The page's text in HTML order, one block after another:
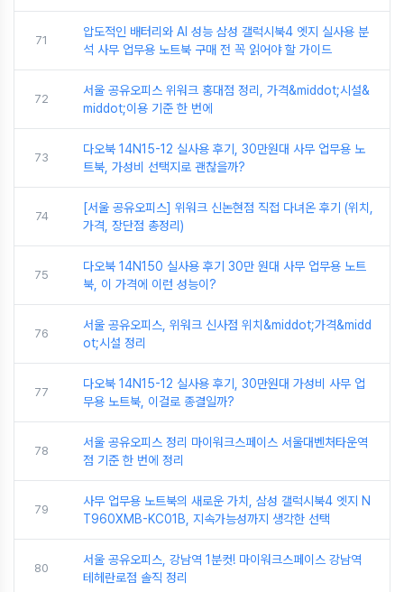
71
압도적인 배터리와 AI 성능 삼성 갤럭시북4 엣지 실사용 분
석 사무 업무용 노트북 구매 전 꼭 읽어야 할 가이드
72
서울 공유오피스 위워크 홍대점 정리, 가격&middot;시설&
middot;이용 기준 한 번에
73
다오북 14N15-12 실사용 후기, 30만원대 사무 업무용 노
트북, 가성비 선택지로 괜찮을까?
74
[서울 공유오피스] 위워크 신논현점 직접 다녀온 후기 (위치,
가격, 장단점 총정리)
75
다오북 14N150 실사용 후기 30만 원대 사무 업무용 노트
북, 이 가격에 이런 성능이?
76
서울 공유오피스, 위워크 신사점 위치&middot;가격&midd
ot;시설 정리
77
다오북 14N15-12 실사용 후기, 30만원대 가성비 사무 업
무용 노트북, 이걸로 종결일까?
78
서울 공유오피스 정리 마이워크스페이스 서울대벤처타운역
점 기준 한 번에 정리
79
사무 업무용 노트북의 새로운 가치, 삼성 갤럭시북4 엣지 N
T960XMB-KC01B, 지속가능성까지 생각한 선택
80
서울 공유오피스, 강남역 1분컷! 마이워크스페이스 강남역
테헤란로점 솔직 정리